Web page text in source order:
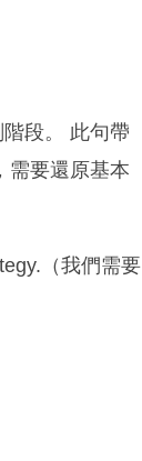
段。 此句帶
需要還原基本
（我們需要